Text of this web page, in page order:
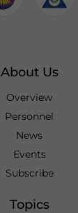
About Us
Overview
Personnel
News
Events
Subscribe
Topics